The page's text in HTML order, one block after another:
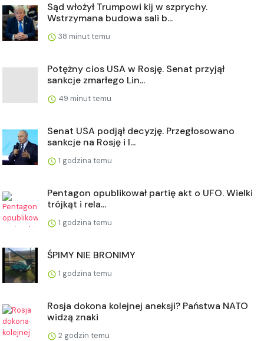
Sąd włożył Trumpowi kij w szprychy.
Wstrzymana budowa sali b...
38 minut temu
Potężny cios USA w Rosję. Senat przyjął
sankcje zmarłego Lin...
49 minut temu
Senat USA podjął decyzję. Przegłosowano
sankcje na Rosję i I...
1 godzina temu
Pentagon opublikował partię akt o UFO. Wielki
trójkąt i rela...
1 godzina temu
ŚPIMY NIE BRONIMY
1 godzina temu
Rosja dokona kolejnej aneksji? Państwa NATO
widzą znaki
2 godzin temu